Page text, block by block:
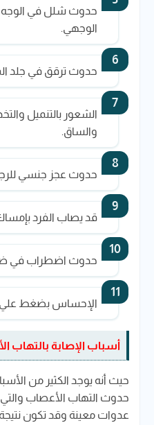
حدوث شلل في الوجه
الوجهي.
حدوث ترقق في جلد
الشعور بالتنميل
والساق.
حدوث عجز جنسي
قد يصاب الفرد
حدوث اضطراب في
الإحساس بضغط علي
أسباب الإصابة بالتهاب
حيث أنه يوجد الكثير من
حدوث التهاب الأعصاب
عدوات معينة وقد تكون